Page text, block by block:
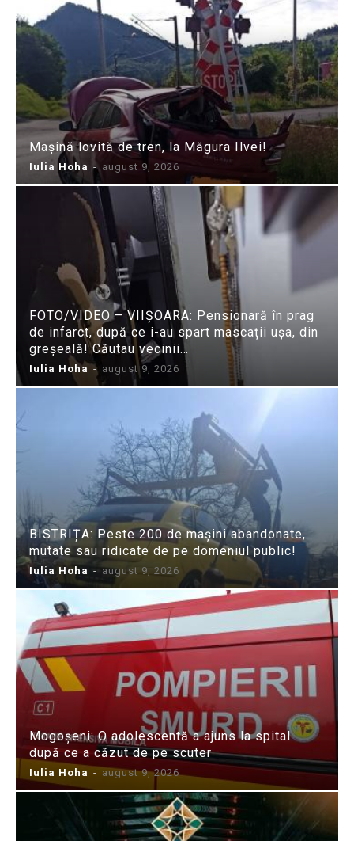
Mașină lovită de tren, la Măgura Ilvei!
Iulia Hoha - august 9, 2026
FOTO/VIDEO – VIIȘOARA: Pensionară în prag
de infarct, după ce i-au spart mascații ușa, din
greșeală! Căutau vecinii…
Iulia Hoha - august 9, 2026
BISTRIȚA: Peste 200 de mașini abandonate,
mutate sau ridicate de pe domeniul public!
Iulia Hoha - august 9, 2026
Mogoșeni: O adolescentă a ajuns la spital
după ce a căzut de pe scuter
Iulia Hoha - august 9, 2026